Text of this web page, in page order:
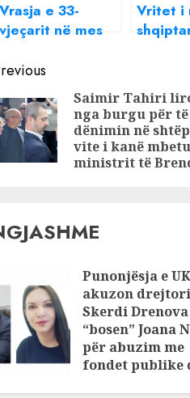
Vrasja e 33-
vjeçarit në mes
viktima dhe
autori ishin fqinj
në Lezhë
Vritet i
Saimir Tahiri
nga burgu për
dënimin në
vite i kanë
ministrit të
Punonjësja e
akuzon
Skerdi
“bosen” Joana
për abuzim me
fondet publike